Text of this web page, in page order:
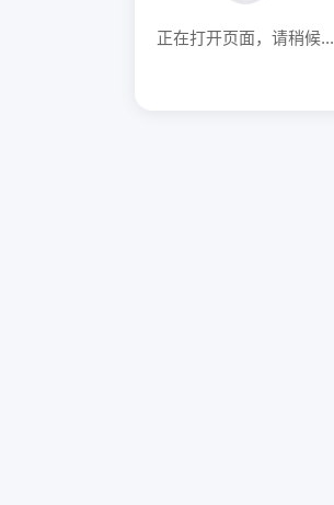
正在打开页面，请稍候...